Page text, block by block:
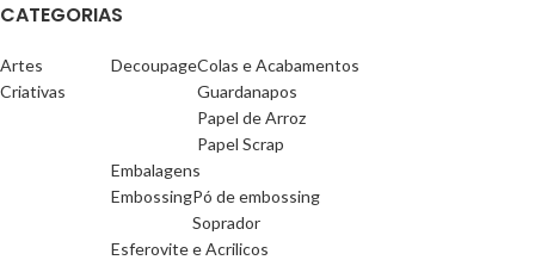
CATEGORIAS
Artes
Criativas
DecoupageColas e Acabamentos
Guardanapos
Papel de Arroz
Papel Scrap
Embalagens
EmbossingPó de embossing
Soprador
Esferovite e Acrilicos